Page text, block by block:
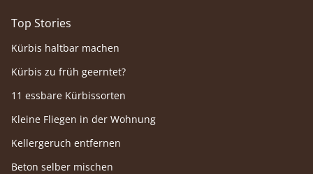
Top Stories
Kürbis haltbar machen
Kürbis zu früh geerntet?
11 essbare Kürbissorten
Kleine Fliegen in der Wohnung
Kellergeruch entfernen
Beton selber mischen